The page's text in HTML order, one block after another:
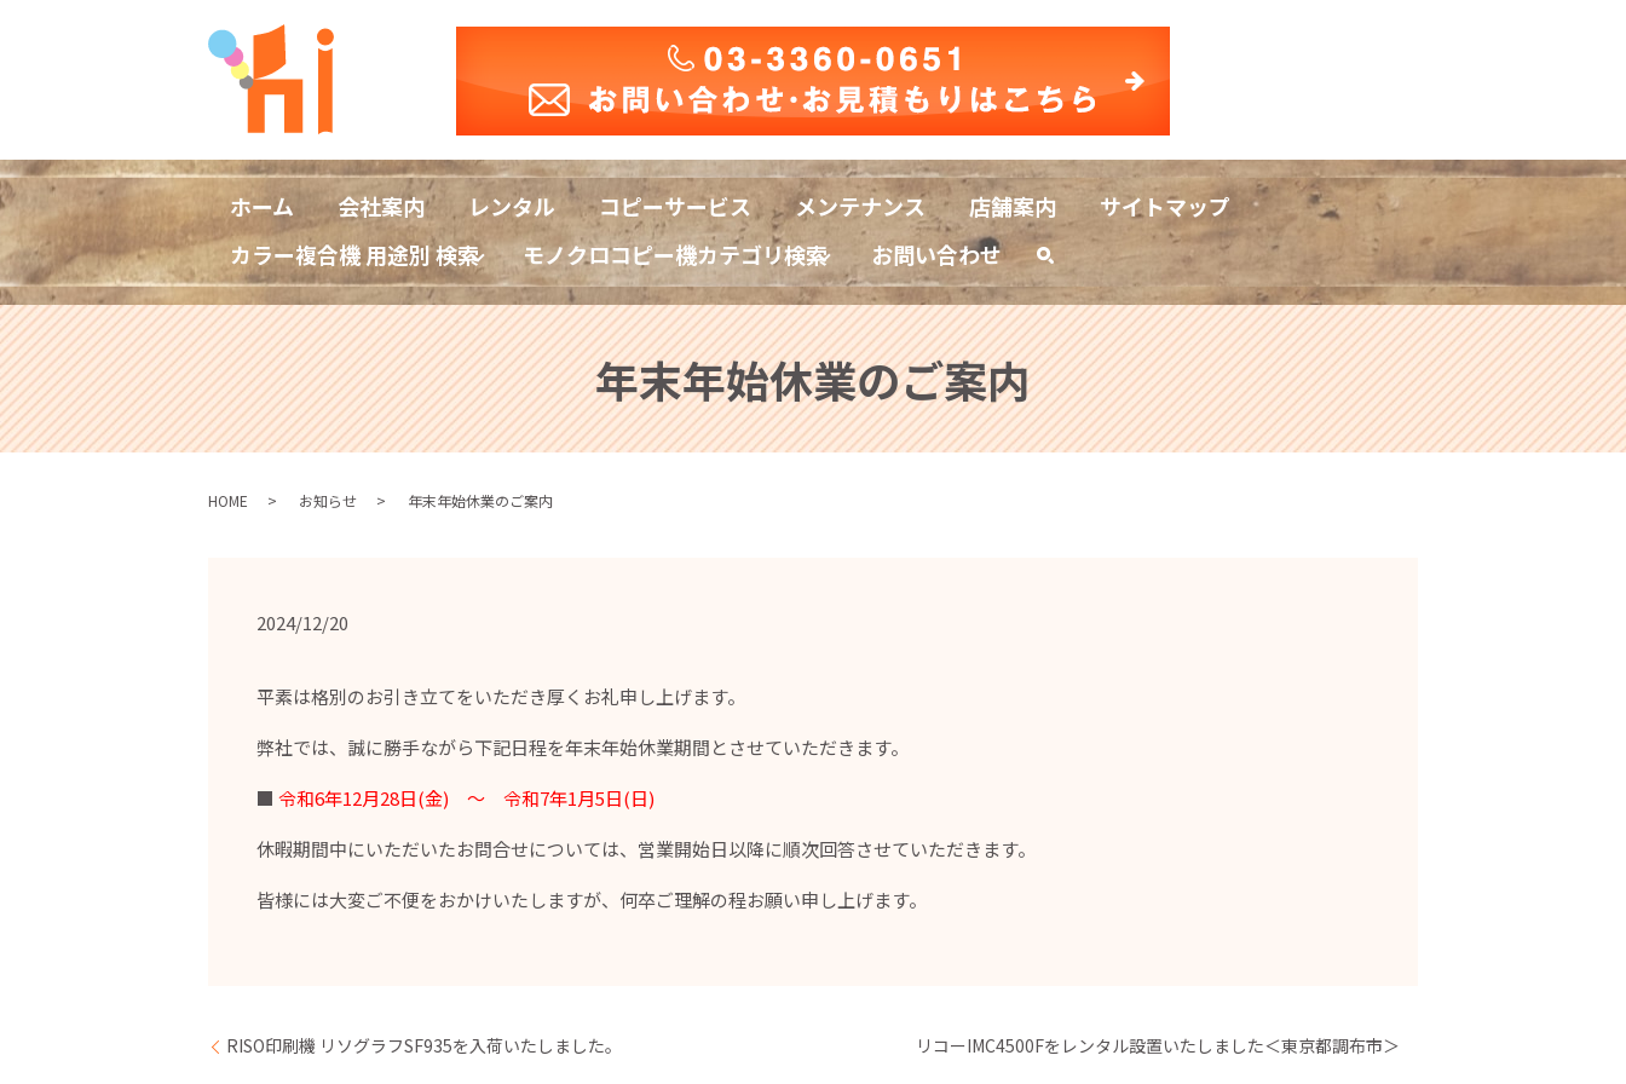
ホーム 会社案内 レンタル コピーサービス メンテナンス 店舗案内
サイトマップ
カラー複合機 用途別 検索
モノクロコピー機カテゴリ検索 お問い合わせ search
年末年始休業のご案内
HOME お知らせ 年末年始休業のご案内
2024/12/20
平素は格別のお引き立てをいただき厚くお礼申し上げます。
弊社では、誠に勝手ながら下記日程を年末年始休業期間とさせていただきます。
■ 令和6年12月28日(金) ～ 令和7年1月5日(日)
休暇期間中にいただいたお問合せについては、営業開始日以降に順次回答させていただきます。
皆様には大変ご不便をおかけいたしますが、何卒ご理解の程お願い申し上げます。
RISO印刷機 リソグラフSF935を入荷いたしました。 リコーIMC4500Fをレンタル設置いたしました＜東京都調布市＞